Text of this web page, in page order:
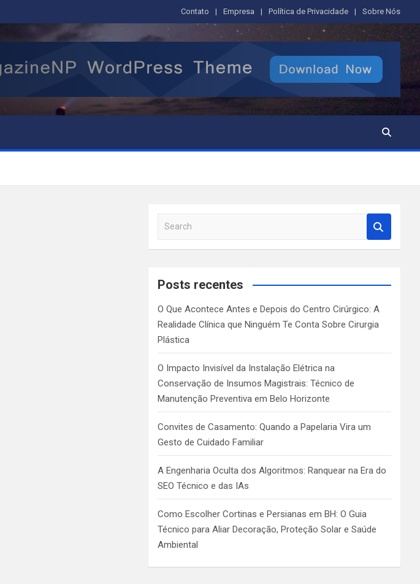
Contato Empresa Política de Privacidade Sobre Nós
a
c
Posts recentes
O Que Acontece Antes e Depois do Centro Cirúrgico: A
Realidade Clínica que Ninguém Te Conta Sobre Cirurgia
Plástica
O Impacto Invisível da Instalação Elétrica na
Conservação de Insumos Magistrais: Técnico de
Manutenção Preventiva em Belo Horizonte
Convites de Casamento: Quando a Papelaria Vira um
Gesto de Cuidado Familiar
A Engenharia Oculta dos Algoritmos: Ranquear na Era do
SEO Técnico e das IAs
Como Escolher Cortinas e Persianas em BH: O Guia
Técnico para Aliar Decoração, Proteção Solar e Saúde
Ambiental